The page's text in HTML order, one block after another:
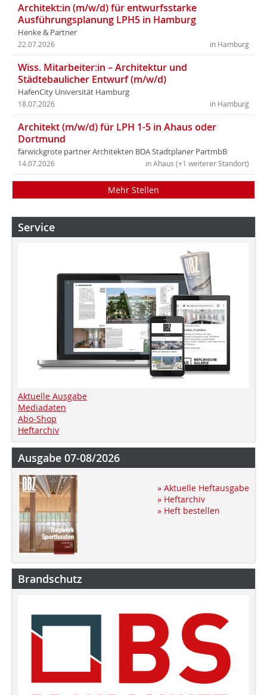
Architekt:in (m/w/d) für entwurfsstarke
Ausführungsplanung LPH5 in Hamburg
Henke & Partner
in Hamburg
22.07.2026
Wiss. Mitarbeiter:in – Architektur und
Städtebaulicher Entwurf (m/w/d)
HafenCity Universität Hamburg
in Hamburg
18.07.2026
Architekt (m/w/d) für LPH 1-5 in Ahaus oder
Dortmund
farwickgrote partner Architekten BDA Stadtplaner PartmbB
in Ahaus (+1 weiterer Standort)
14.07.2026
Mehr Stellen
Service
Aktuelle Ausgabe
Mediadaten
Abo-Shop
Heftarchiv
Ausgabe 07-08/2026
» Aktuelle Heftausgabe
» Heftarchiv
» Heft bestellen
Brandschutz